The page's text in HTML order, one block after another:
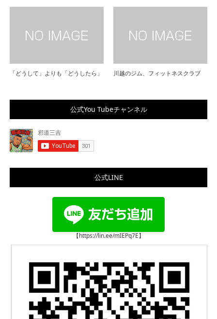
「どうして」よりも「どうしたら」 川越のジム、フィットネスクラブ
公式You Tubeチャンネル
公式LINE
【https://lin.ee/mIEPq7E】